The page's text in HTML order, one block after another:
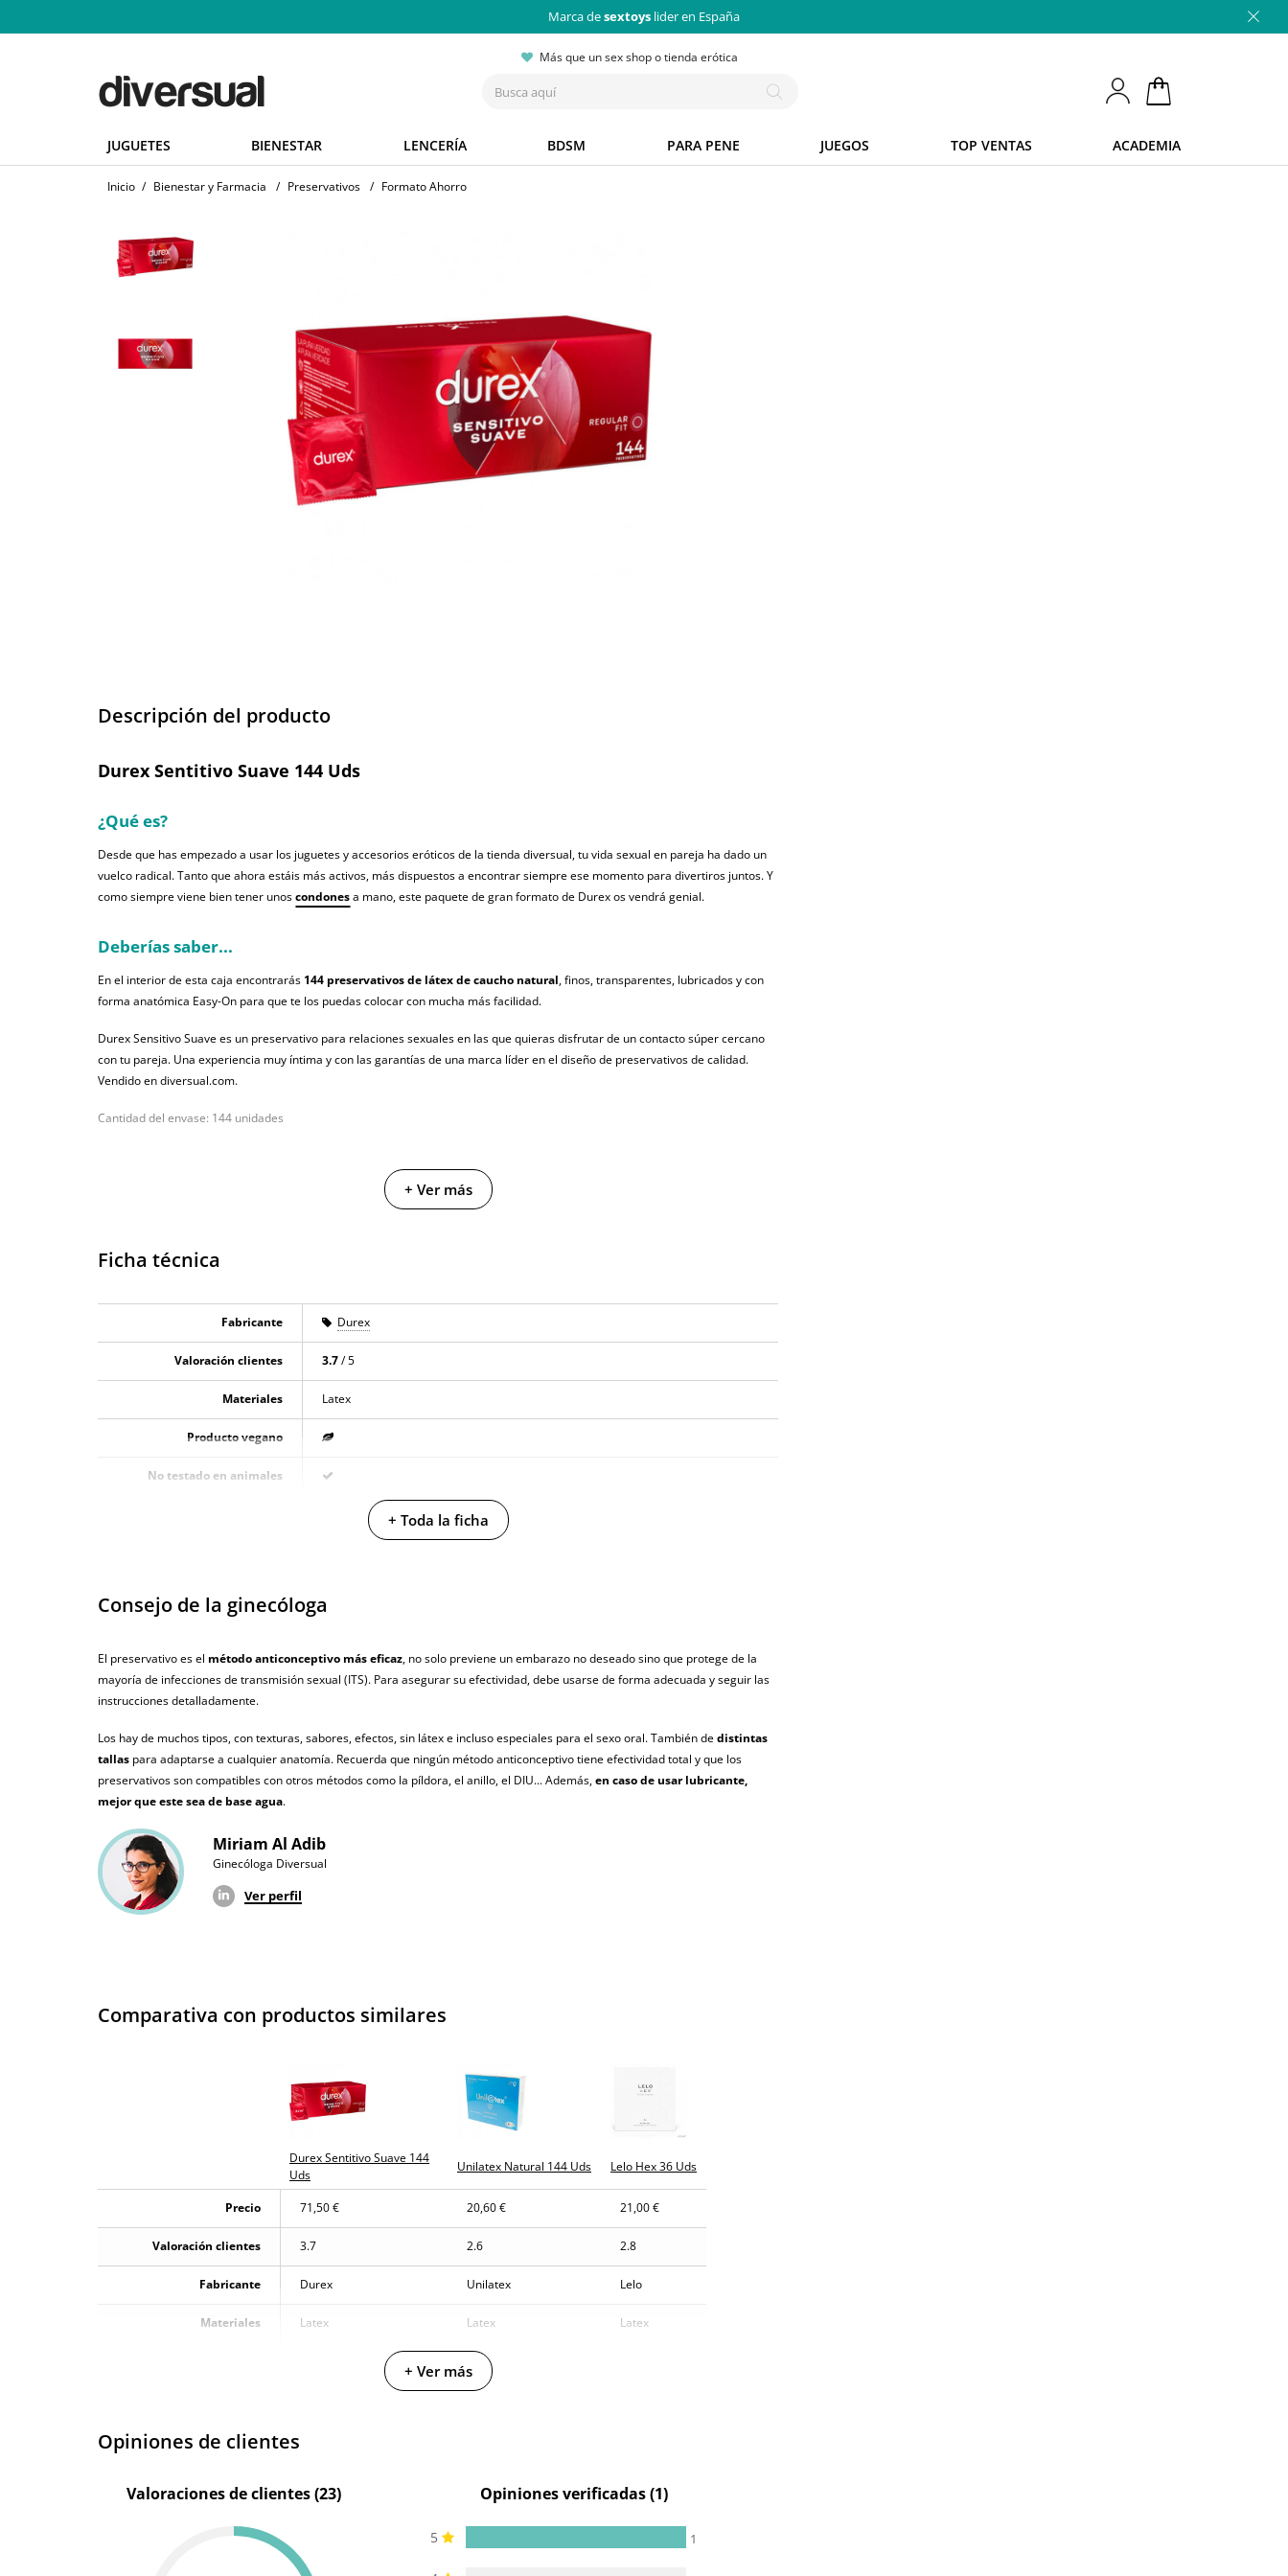
Marca desextoys lider en España
Más que un sex shop o tienda erótica
JUGUETES BIENESTAR LENCERÍA BDSM PARA PENE JUEGOS TOP VENTAS ACADEMIA
Inicio / Bienestar y Farmacia / Preservativos / Formato Ahorro
Descripción del producto
Durex Sentitivo Suave 144 Uds
¿Qué es?
Desde que has empezado a usar los juguetes y accesorios eróticos de la tienda diversual, tu vida sexual en pareja ha dado un
vuelco radical. Tanto que ahora estáis más activos, más dispuestos a encontrar siempre ese momento para divertiros juntos. Y
como siempre viene bien tener unoscondonesa mano, este paquete de gran formato de Durex os vendrá genial.
Deberías saber...
En el interior de esta caja encontrarás 144 preservativos de látex de caucho natural, finos, transparentes, lubricados y con
forma anatómica Easy-On para que te los puedas colocar con mucha más facilidad.
Durex Sensitivo Suave es un preservativo para relaciones sexuales en las que quieras disfrutar de un contacto súper cercano
con tu pareja. Una experiencia muy íntima y con las garantías de una marca líder en el diseño de preservativos de calidad.
Vendido en diversual.com.
Cantidad del envase: 144 unidades
+ Ver más
Ficha técnica
Fabricante Durex
Valoración clientes 3.7/ 5
Materiales Latex
Producto vegano
No testado en animales
Paquete discreto y sin distintivos
+ Toda la ficha
Consejo de la ginecóloga
El preservativo es el método anticonceptivo más eficaz, no solo previene un embarazo no deseado sino que protege de la
mayoría de infecciones de transmisión sexual (ITS). Para asegurar su efectividad, debe usarse de forma adecuada y seguir las
instrucciones detalladamente.
Los hay de muchos tipos, con texturas, sabores, efectos, sin látex e incluso especiales para el sexo oral. También dedistintas
tallas para adaptarse a cualquier anatomía. Recuerda que ningún método anticonceptivo tiene efectividad total y que los
preservativos son compatibles con otros métodos como la píldora, el anillo, el DIU... Además,en caso de usar lubricante,
mejor que este sea de base agua.
Miriam Al Adib
Ginecóloga Diversual
Ver perfil
Comparativa con productos similares
Durex Sentitivo Suave 144
Uds
Unilatex Natural 144 Uds Lelo Hex 36 Uds
Precio 71,50 € 20,60 € 21,00 €
Valoración clientes 3.7 2.6 2.8
Fabricante Durex Unilatex Lelo
Materiales Latex Latex Latex
+ Ver más
Opiniones de clientes
Valoraciones de clientes (23) Opiniones verificadas (1)
5 1